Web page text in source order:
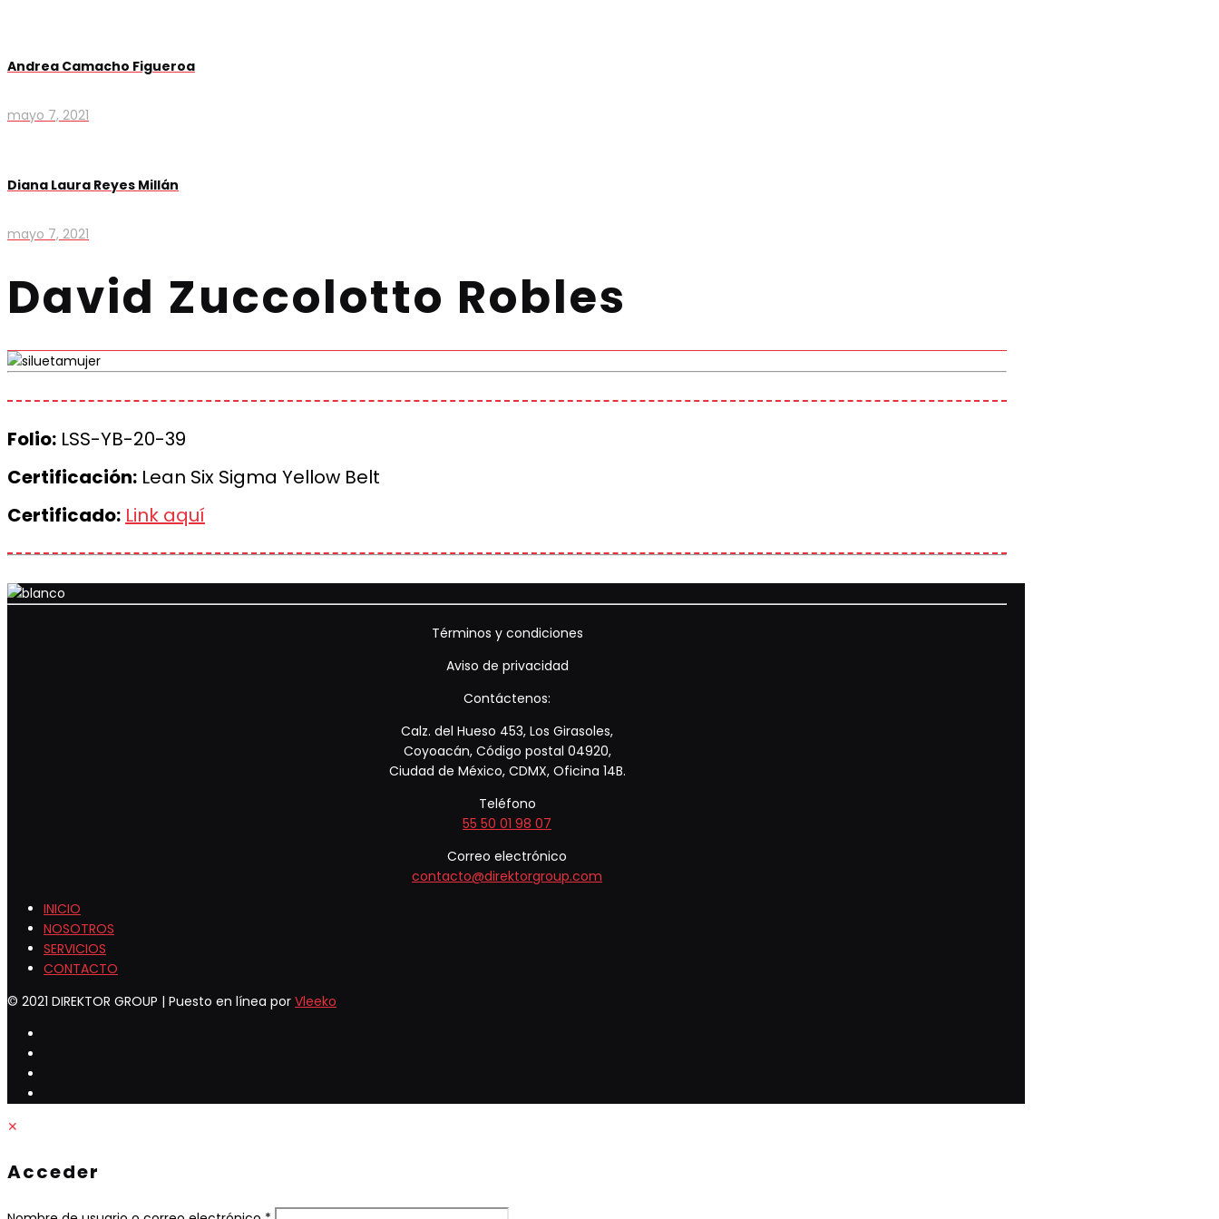
Andrea Camacho Figueroa
mayo 7, 2021
Diana Laura Reyes Millán
mayo 7, 2021
David Zuccolotto Robles
Folio: LSS-YB-20-39
Certificación: Lean Six Sigma Yellow Belt
Certificado: Link aquí
Términos y condiciones
Aviso de privacidad
Contáctenos:
Calz. del Hueso 453, Los Girasoles,
Coyoacán, Código postal 04920,
Ciudad de México, CDMX, Oficina 14B.
Teléfono
55 50 01 98 07
Correo electrónico
contacto@direktorgroup.com
INICIO
NOSOTROS
SERVICIOS
CONTACTO
© 2021 DIREKTOR GROUP | Puesto en línea por Vleeko
✕
Acceder